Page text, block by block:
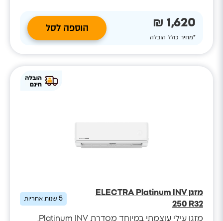
1,620 ₪
*מחיר כולל הובלה
הוספה לסל
מזגן ELECTRA Platinum INV
250 R32
5שנות אחריות